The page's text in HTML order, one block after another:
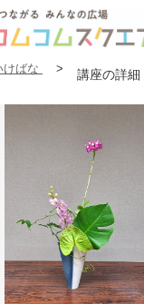
けばな > 講座の詳細